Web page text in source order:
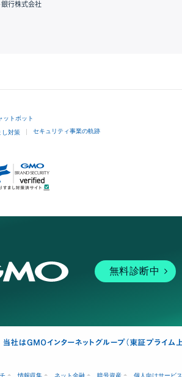
銀行株式会社
ットボット
し対策 セキュリティ事業の軌跡
無料診断中
情報収集 ネット金融 暗号資産 個人向けサービス